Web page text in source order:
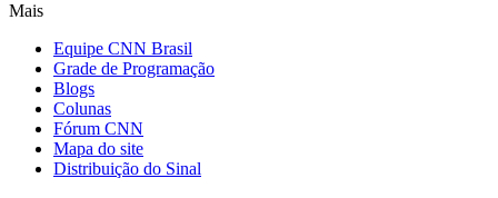
Mais
Equipe CNN Brasil
Grade de Programação
Blogs
Colunas
Fórum CNN
Mapa do site
Distribuição do Sinal